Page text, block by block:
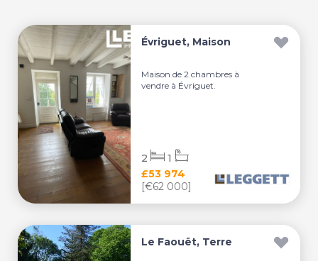
Évriguet, Maison
Maison de 2 chambres à
vendre à Évriguet.
£53 974
[€62 000]
2 1
Le Faouët, Terre